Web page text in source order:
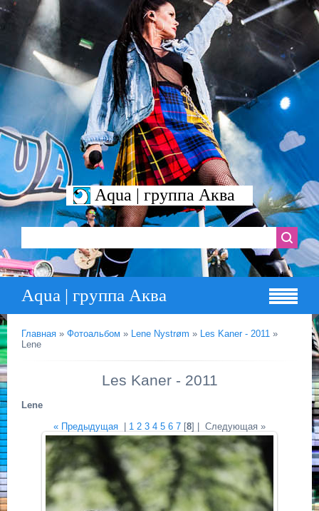
Aqua | группа Аква
Aqua | группа Аква
Главная » Фотоальбом » Lene Nystrøm » Les Kaner - 2011 »
Lene
Les Kaner - 2011
Lene
« Предыдущая
1 2 3 4 5 6 7 [8] | Следующая »